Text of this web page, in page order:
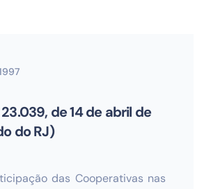
de 14 de abril de
do RJ)
das Cooperativas nas